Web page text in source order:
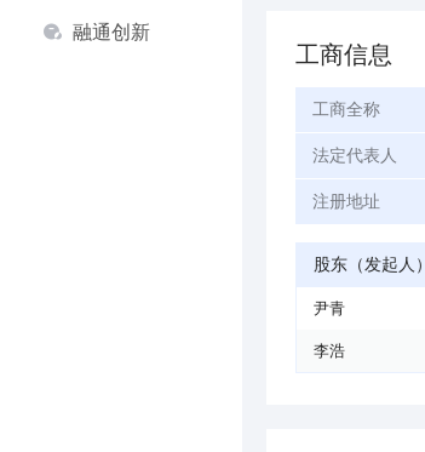
融通创新
工商信息
工商全称
法定代表人
注册地址
股东（发起人）
尹青
李浩